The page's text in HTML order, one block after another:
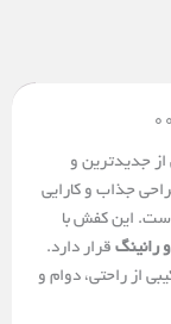
مدل اس اف تی ام 004 یکی از جدیدترین و
جذاب و کارایی
است. این کفش با
رانینگ قرار دارد.
از راحتی، دوام و